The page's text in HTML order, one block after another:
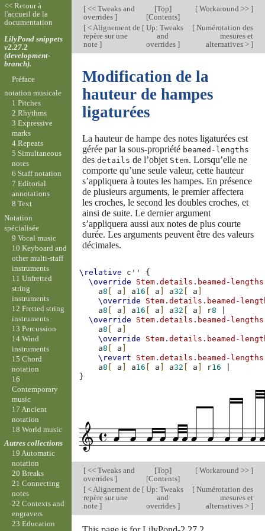
[<< Tweaks and
overrides ]
[Top]
[Contents]
[Workaround >> ]
[< Alignement de
repère sur une
note ]
[ Up: Tweaks
and
overrides ]
[Numérotation des
mesures et
alternatives > ]
Modification de la
hauteur de hampes
ligaturées
La hauteur de hampe des notes ligaturées est
gérée par la sous-propriété beamed-lengths
des details de l’objet Stem. Lorsqu’elle ne
comporte qu’une seule valeur, cette hauteur
s’appliquera à toutes les hampes. En présence
de plusieurs arguments, le premier affectera
les croches, le second les doubles croches, et
ainsi de suite. Le dernier argument
s’appliquera aussi aux notes de plus courte
durée. Les arguments peuvent être des valeurs
décimales.
\relative c''
{
\override
Stem .details . beamed-lengths
a8 a a16 a a32 a
\override
Stem .details . beamed-
a8 a a16 a a32 a r8
\override
Stem .details . beamed-lengths
a8 a
\override
Stem .details . beamed-
a8 a
\revert
Stem .details . beamed-lengths
a8 a a16 a a32 a r16
}
[<< Tweaks and
overrides ]
[Top]
[Contents]
[Workaround >> ]
[< Alignement de
repère sur une
note ]
[ Up: Tweaks
and
overrides ]
[Numérotation des
mesures et
alternatives > ]
<< Retour à
l'accueil de la
documentation
LilyPond snippets
v2.27.2
(development-
branch).
Préface
notation musicale
1 Pitches
2 Rhythms
3 Expressive
marks
4 Repeats
5 Simultaneous
notes
6 Staff notation
7 Editorial
annotations
8 Text
Notation
spécialisée
9 Vocal music
10 Keyboard and
other multi-staff
instruments
11 Unfretted
string
instruments
12 Fretted string
instruments
13 Percussion
14 Wind
instruments
15 Chord
notation
16
Contemporary
music
17 Ancient
notation
18 World music
Autres collections
19 Automatic
notation
20 Breaks
21 Connecting
notes
22 Contexts and
engravers
23 Education